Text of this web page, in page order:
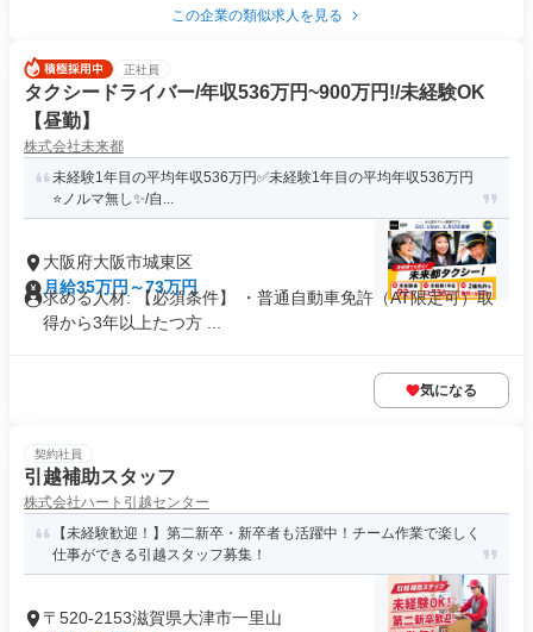
この企業の類似求人を見る
正社員
タクシードライバー/年収536万円~900万円!/未経験OK
【昼勤】
株式会社未来都
未経験1年目の平均年収536万円✅️未経験1年目の平均年収536万円
⭐️ノルマ無し✨️/自...
大阪府大阪市城東区
月給35万円～73万円
求める人材: 【必須条件】 ・普通自動車免許（AT限定可）取
得から3年以上たつ方 ...
気になる
契約社員
引越補助スタッフ
株式会社ハート引越センター
【未経験歓迎！】第二新卒・新卒者も活躍中！チーム作業で楽しく
仕事ができる引越スタッフ募集！
〒520-2153滋賀県大津市一里山